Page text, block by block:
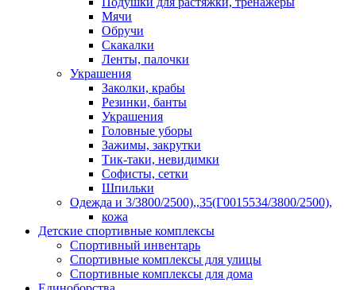
Мячи
Обручи
Скакалки
Ленты, палочки
Украшения
Заколки, крабы
Резинки, банты
Украшения
Головные уборы
Зажимы, закрутки
Тик-таки, невидимки
Софисты, сетки
Шпильки
Одежда и 3/3800/2500),,35(Г0015534/3800/2500),
кожа
Детские спортивные комплексы
Спортивный инвентарь
Спортивные комплексы для улицы
Спортивные комплексы для дома